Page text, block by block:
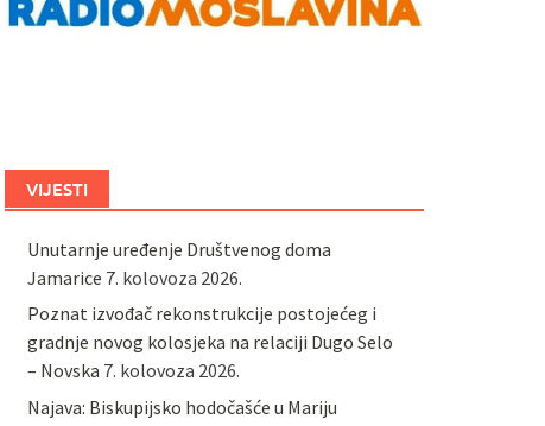
VIJESTI
Unutarnje uređenje Društvenog doma
Jamarice 7. kolovoza 2026.
Poznat izvođač rekonstrukcije postojećeg i
gradnje novog kolosjeka na relaciji Dugo Selo
– Novska 7. kolovoza 2026.
Najava: Biskupijsko hodočašće u Mariju